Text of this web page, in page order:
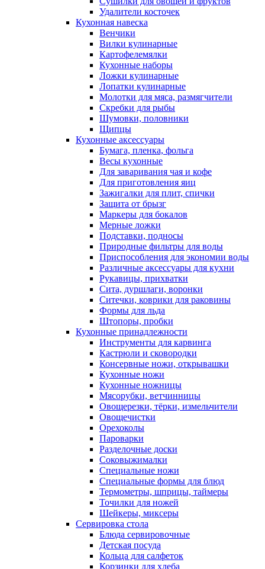
Удалители косточек
Кухонная навеска
Венчики
Вилки кулинарные
Картофелемялки
Кухонные наборы
Ложки кулинарные
Лопатки кулинарные
Молотки для мяса, размягчители
Скребки для рыбы
Шумовки, половники
Щипцы
Кухонные аксессуары
Бумага, пленка, фольга
Весы кухонные
Для заваривания чая и кофе
Для приготовления яиц
Зажигалки для плит, спички
Защита от брызг
Маркеры для бокалов
Мерные ложки
Подставки, подносы
Природные фильтры для воды
Приспособления для экономии воды
Различные аксессуары для кухни
Рукавицы, прихватки
Сита, дуршлаги, воронки
Ситечки, коврики для раковины
Формы для льда
Штопоры, пробки
Кухонные принадлежности
Инструменты для карвинга
Кастрюли и сковородки
Консервные ножи, открывашки
Кухонные ножи
Кухонные ножницы
Мясорубки, ветчинницы
Овощерезки, тёрки, измельчители
Овощечистки
Орехоколы
Пароварки
Разделочные доски
Соковыжималки
Специальные ножи
Специальные формы для блюд
Термометры, шприцы, таймеры
Точилки для ножей
Шейкеры, миксеры
Сервировка стола
Блюда сервировочные
Детская посуда
Кольца для салфеток
Корзинки для хлеба